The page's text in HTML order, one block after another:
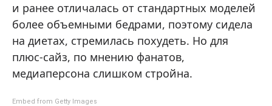
и ранее отличалась от стандартных моделей
более объемными бедрами, поэтому сидела
на диетах, стремилась похудеть. Но для
плюс-сайз, по мнению фанатов,
медиаперсона слишком стройна.
Embed from Getty Images